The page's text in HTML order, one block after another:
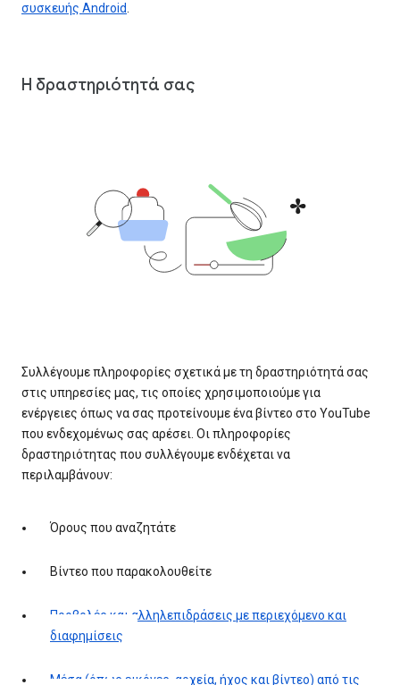
συσκευής Android.
Η δραστηριότητά σας
Συλλέγουμε πληροφορίες σχετικά με τη δραστηριότητά σας
στις υπηρεσίες μας, τις οποίες χρησιμοποιούμε για
ενέργειες όπως να σας προτείνουμε ένα βίντεο στο YouTube
που ενδεχομένως σας αρέσει. Οι πληροφορίες
δραστηριότητας που συλλέγουμε ενδέχεται να
περιλαμβάνουν:
Όρους που αναζητάτε
Βίντεο που παρακολουθείτε
Προβολές και αλληλεπιδράσεις με περιεχόμενο και
διαφημίσεις
Μέσα (όπως εικόνες, αρχεία, ήχος και βίντεο) από τις